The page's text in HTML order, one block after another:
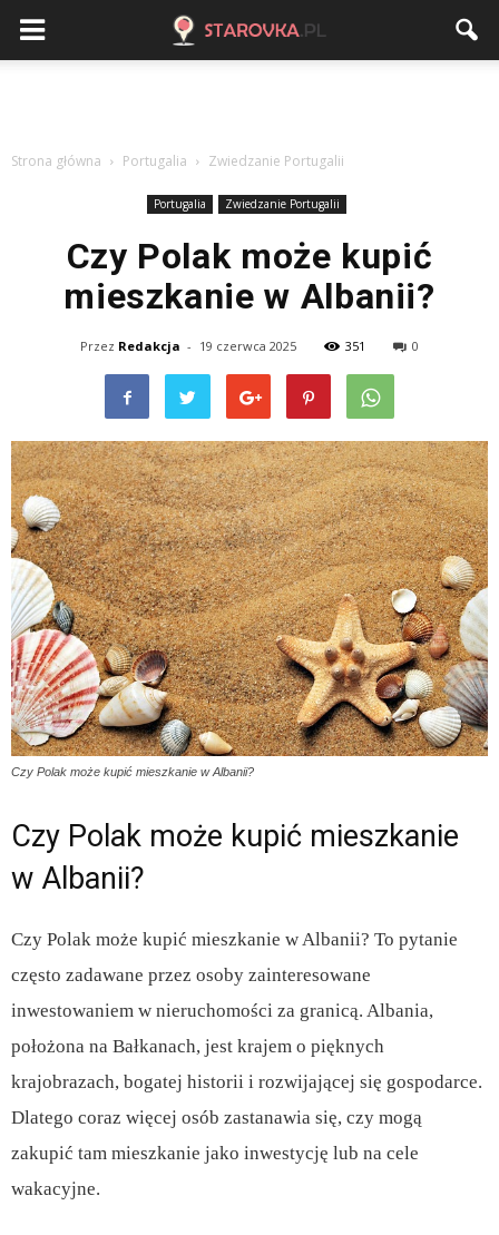
Strona główna Portugalia Zwiedzanie Portugalii
Portugalia Zwiedzanie Portugalii
Czy Polak może kupić
mieszkanie w Albanii?
Przez Redakcja - 19 czerwca 2025 351 0
Czy Polak może kupić mieszkanie w Albanii?
Czy Polak może kupić mieszkanie
w Albanii?
Czy Polak może kupić mieszkanie w Albanii? To pytanie
często zadawane przez osoby zainteresowane
inwestowaniem w nieruchomości za granicą. Albania,
położona na Bałkanach, jest krajem o pięknych
krajobrazach, bogatej historii i rozwijającej się gospodarce.
Dlatego coraz więcej osób zastanawia się, czy mogą
zakupić tam mieszkanie jako inwestycję lub na cele
wakacyjne.